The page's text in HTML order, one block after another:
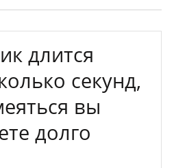
длится
секунд,
вы
долго